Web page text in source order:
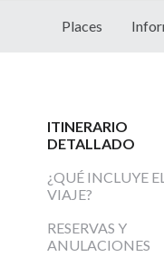
Places
ITINERARIO
DETALLADO
¿QUÉ INCLUYE
VIAJE?
RESERVAS Y
ANULACIONES